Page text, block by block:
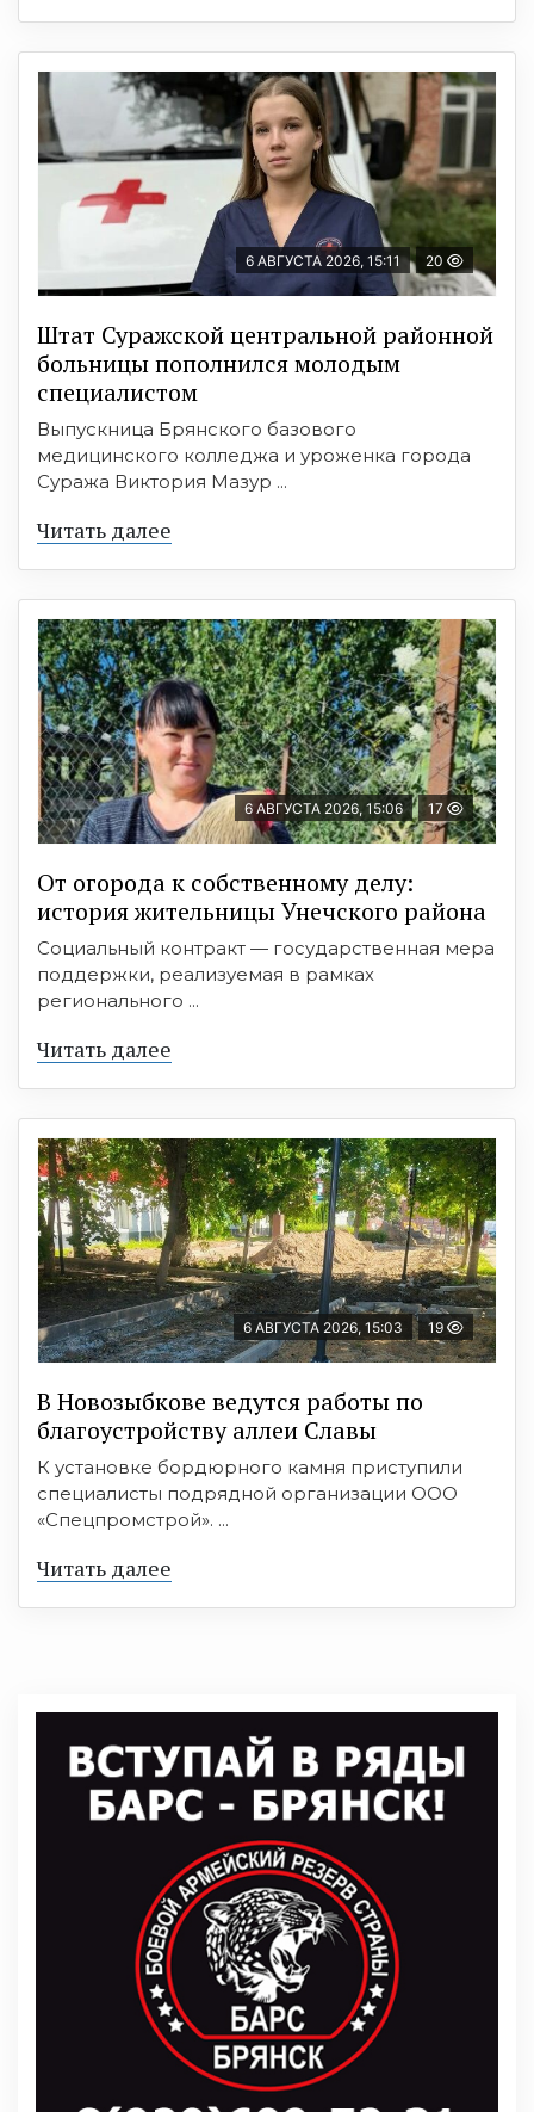
6 АВГУСТА 2026, 15:11 20
Штат Суражской центральной районной
больницы пополнился молодым
специалистом
Выпускница Брянского базового
медицинского колледжа и уроженка города
Суража Виктория Мазур ...
Читать далее
6 АВГУСТА 2026, 15:06 17
От огорода к собственному делу:
история жительницы Унечского района
Социальный контракт — государственная мера
поддержки, реализуемая в рамках
регионального ...
Читать далее
6 АВГУСТА 2026, 15:03 19
В Новозыбкове ведутся работы по
благоустройству аллеи Славы
К установке бордюрного камня приступили
специалисты подрядной организации ООО
«Спецпромстрой». ...
Читать далее